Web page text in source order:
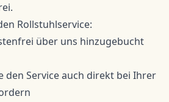
Rollstuhlservice:
über uns hinzugebucht
den Service auch direkt bei Ihrer